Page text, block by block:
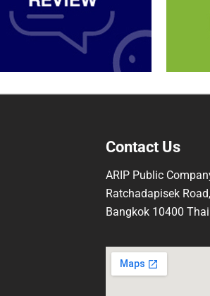
https://shp.ee/sgiudkx #คอมมาร์
ตบอกโปร #Logitech #Commart ...
Contact Us
ARIP Public
Ratchadapisek
Bangkok 10400